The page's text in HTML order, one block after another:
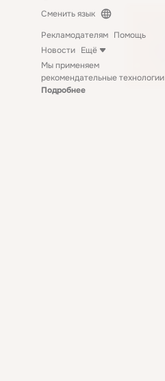
Сменить язык
Рекламодателям Помощь
Новости Ещё
Мы применяем
рекомендательные технологии
Подробнее